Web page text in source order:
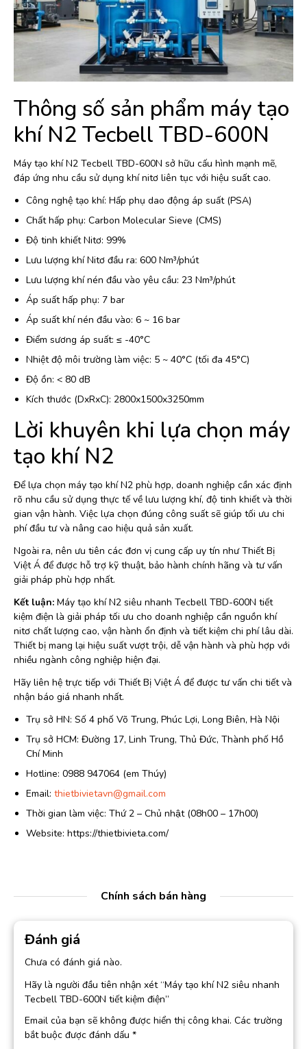
Thông số sản phẩm máy tạo
khí N2 Tecbell TBD-600N
Máy tạo khí N2 Tecbell TBD-600N sở hữu cấu hình mạnh mẽ,
đáp ứng nhu cầu sử dụng khí nitơ liên tục với hiệu suất cao.
Công nghệ tạo khí: Hấp phụ dao động áp suất (PSA)
Chất hấp phụ: Carbon Molecular Sieve (CMS)
Độ tinh khiết Nitơ: 99%
Lưu lượng khí Nitơ đầu ra: 600 Nm³/phút
Lưu lượng khí nén đầu vào yêu cầu: 23 Nm³/phút
Áp suất hấp phụ: 7 bar
Áp suất khí nén đầu vào: 6 ~ 16 bar
Điểm sương áp suất: ≤ -40°C
Nhiệt độ môi trường làm việc: 5 ~ 40°C (tối đa 45°C)
Độ ồn: < 80 dB
Kích thước (DxRxC): 2800x1500x3250mm
Lời khuyên khi lựa chọn máy
tạo khí N2
Để lựa chọn máy tạo khí N2 phù hợp, doanh nghiệp cần xác định
rõ nhu cầu sử dụng thực tế về lưu lượng khí, độ tinh khiết và thời
gian vận hành. Việc lựa chọn đúng công suất sẽ giúp tối ưu chi
phí đầu tư và nâng cao hiệu quả sản xuất.
Ngoài ra, nên ưu tiên các đơn vị cung cấp uy tín như Thiết Bị
Việt Á để được hỗ trợ kỹ thuật, bảo hành chính hãng và tư vấn
giải pháp phù hợp nhất.
Kết luận: Máy tạo khí N2 siêu nhanh Tecbell TBD-600N tiết
kiệm điện là giải pháp tối ưu cho doanh nghiệp cần nguồn khí
nitơ chất lượng cao, vận hành ổn định và tiết kiệm chi phí lâu dài.
Thiết bị mang lại hiệu suất vượt trội, dễ vận hành và phù hợp với
nhiều ngành công nghiệp hiện đại.
Hãy liên hệ trực tiếp với Thiết Bị Việt Á để được tư vấn chi tiết và
nhận báo giá nhanh nhất.
Trụ sở HN: Số 4 phố Võ Trung, Phúc Lợi, Long Biên, Hà Nội
Trụ sở HCM: Đường 17, Linh Trung, Thủ Đức, Thành phố Hồ
Chí Minh
Hotline: 0988 947064 (em Thúy)
Email: thietbivietavn@gmail.com
Thời gian làm việc: Thứ 2 – Chủ nhật (08h00 – 17h00)
Website: https://thietbivieta.com/
Chính sách bán hàng
Đánh giá
Chưa có đánh giá nào.
Hãy là người đầu tiên nhận xét “Máy tạo khí N2 siêu nhanh
Tecbell TBD-600N tiết kiệm điện”
Email của bạn sẽ không được hiển thị công khai. Các trường
bắt buộc được đánh dấu *